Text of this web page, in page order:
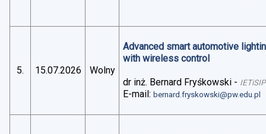
5. 15.07.2026 Wolny
Advanced smart automotive
with wireless control
dr inż. Bernard Fryśkowski - IETiSIP
E-mail:bernard.fryskowski@pw.edu.pl